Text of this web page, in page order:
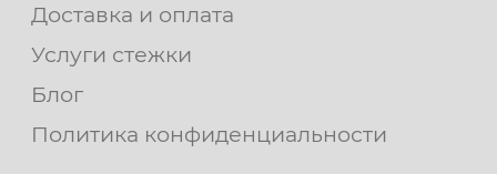
Доставка и оплата
Услуги стежки
Блог
Политика конфиденциальности